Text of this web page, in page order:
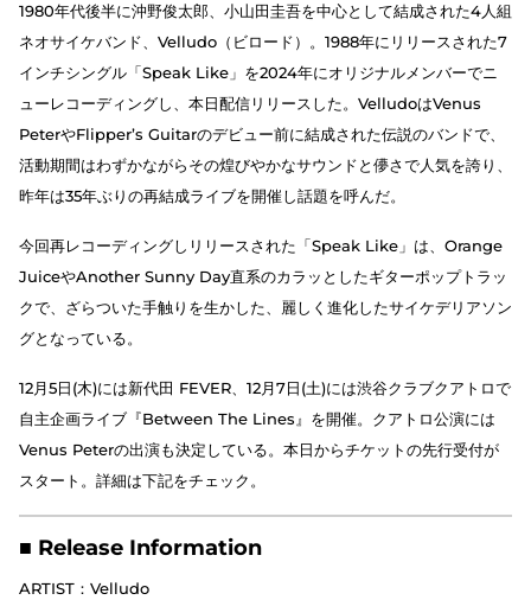
1980年代後半に沖野俊太郎、小山田圭吾を中心として結成された4人組
ネオサイケバンド、Velludo（ビロード）。1988年にリリースされた7
インチシングル「Speak Like」を2024年にオリジナルメンバーでニ
ューレコーディングし、本日配信リリースした。VelludoはVenus
PeterやFlipper’s Guitarのデビュー前に結成された伝説のバンドで、
活動期間はわずかながらその煌びやかなサウンドと儚さで人気を誇り、
昨年は35年ぶりの再結成ライブを開催し話題を呼んだ。
今回再レコーディングしリリースされた「Speak Like」は、Orange
JuiceやAnother Sunny Day直系のカラッとしたギターポップトラッ
クで、ざらついた手触りを生かした、麗しく進化したサイケデリアソン
グとなっている。
12月5日(木)には新代田 FEVER、12月7日(土)には渋谷クラブクアトロで
自主企画ライブ『Between The Lines』を開催。クアトロ公演には
Venus Peterの出演も決定している。本日からチケットの先行受付が
スタート。詳細は下記をチェック。
■ Release Information
ARTIST：Velludo